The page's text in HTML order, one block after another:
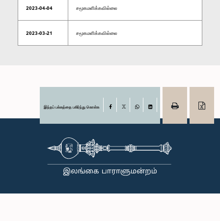
2023-04-04 சமூகமளிக்கவில்லை
2023-03-21 சமூகமளிக்கவில்லை
இந்தப் பக்கத்தை பகிர்ந்து கொள்க Facebook